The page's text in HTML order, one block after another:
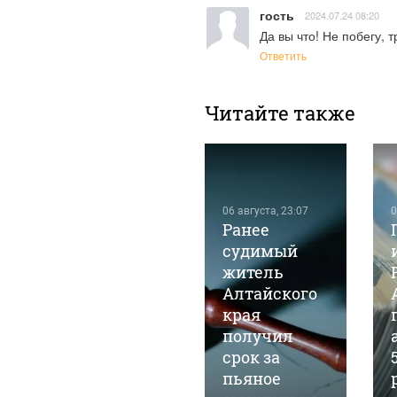
гость 2024.07.24 08:20
Да вы что! Не побегу,
Ответить
Читайте также
06 августа, 23:07
Ранее
судимый
житель
Алтайского
края
получил
срок за
пьяное